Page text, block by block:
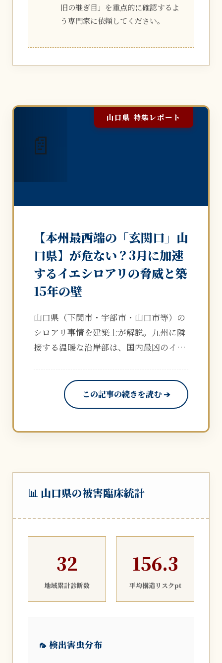
旧の継ぎ目」を重点的に確認するよ
う専門家に依頼してください。
山口県 特集レポート
📄
【本州最西端の「玄関口」山
口県】が危ない？3月に加速
するイエシロアリの脅威と築
15年の壁
山口県（下関市・宇部市・山口市等）の
シロアリ事情を建築士が解説。九州に隣
接する温暖な沿岸部は、国内最凶のイエ
が示す「築15年・被害率18.2%」の衝
撃。3月の活動開始期、羽アリが出る前
に無料シミュレーターで診断を。
この記事の続きを読む ➔
📊 山口県の被害臨床統計
32
地域累計診断数
156.3
平均構造リスクpt
🦟 検出害虫分布